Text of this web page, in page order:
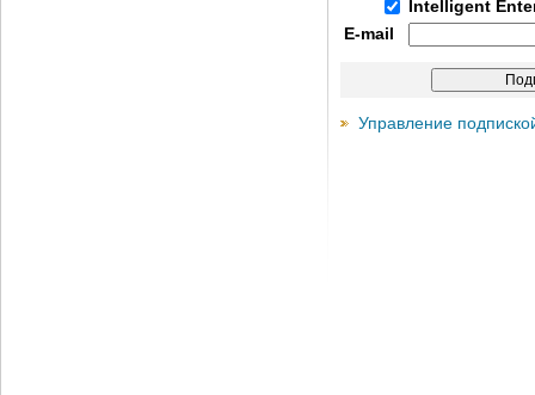
Intelligent
E-mail
Управление